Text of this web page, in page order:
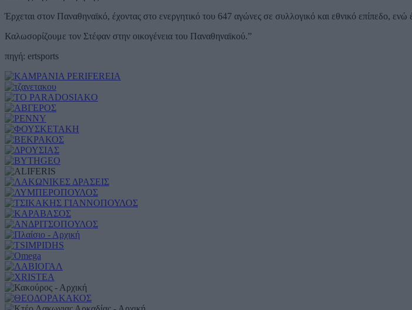
Έρχεται στον Παναθηναϊκό, έχοντας στο ενεργητικό του 647 αγώνες σε συλλογικό και εθνικό επίπεδο, ενώ
Καλωσορίζουμε τον Στέφαν στην οικογένεια του Παναθηναϊκού.”
πηγή: ertsports